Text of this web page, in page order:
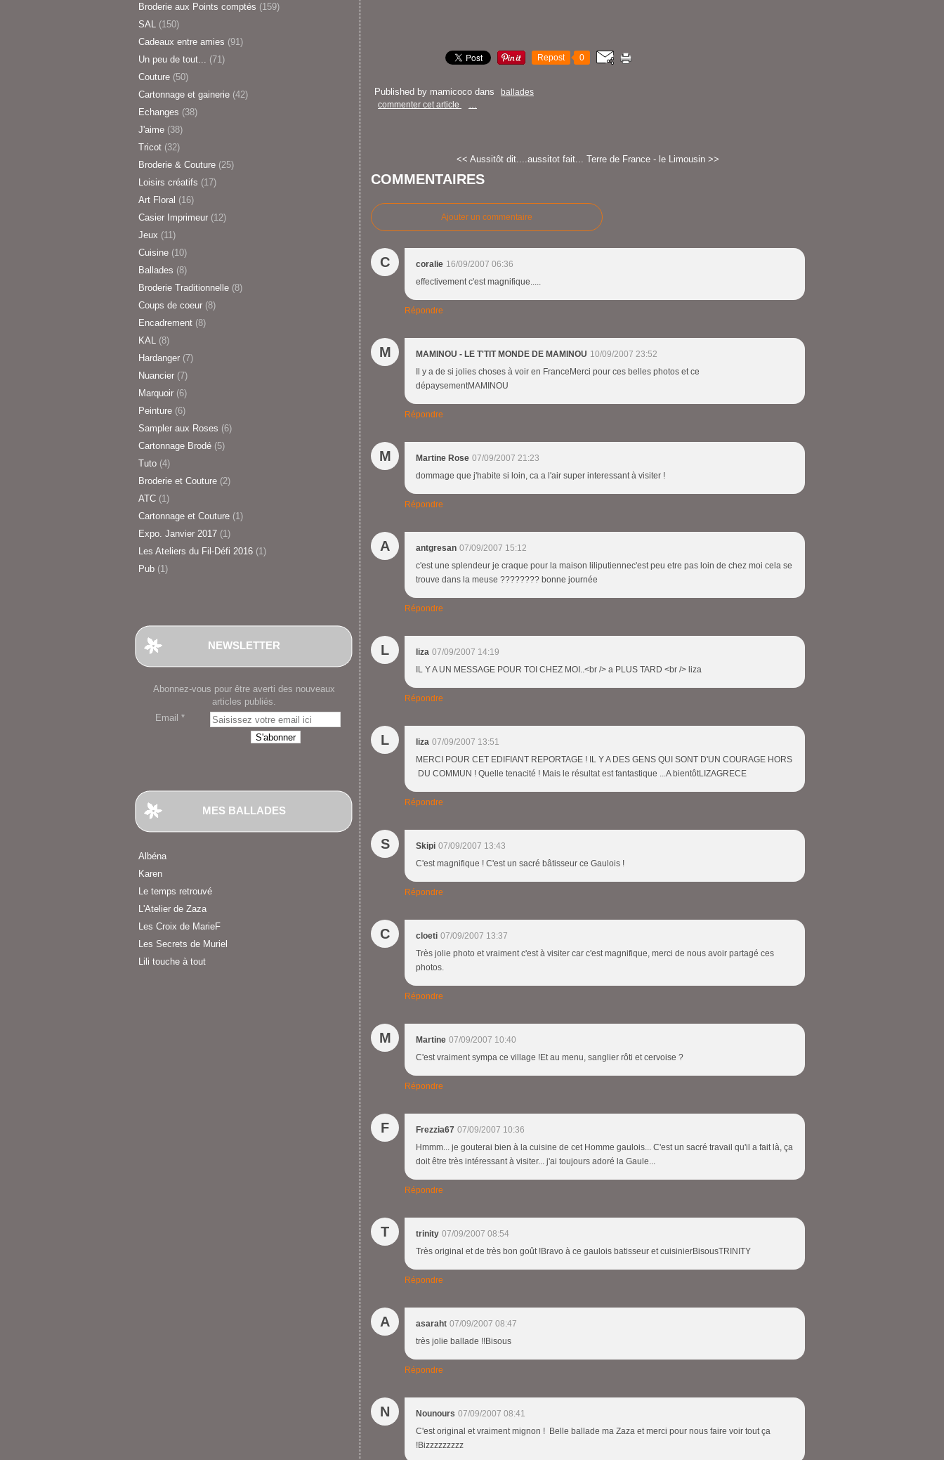
Broderie aux Points comptés (159)
SAL (150)
Cadeaux entre amies (91)
Un peu de tout... (71)
Couture (50)
Cartonnage et gainerie (42)
Echanges (38)
J'aime (38)
Tricot (32)
Broderie & Couture (25)
Loisirs créatifs (17)
Art Floral (16)
Casier Imprimeur (12)
Jeux (11)
Cuisine (10)
Ballades (8)
Broderie Traditionnelle (8)
Coups de coeur (8)
Encadrement (8)
KAL (8)
Hardanger (7)
Nuancier (7)
Marquoir (6)
Peinture (6)
Sampler aux Roses (6)
Cartonnage Brodé (5)
Tuto (4)
Broderie et Couture (2)
ATC (1)
Cartonnage et Couture (1)
Expo. Janvier 2017 (1)
Les Ateliers du Fil-Défi 2016 (1)
Pub (1)
NEWSLETTER
Abonnez-vous pour être averti des nouveaux
articles publiés.
Email
MES BALLADES
Albéna
Karen
Le temps retrouvé
L'Atelier de Zaza
Les Croix de MarieF
Les Secrets de Muriel
Lili touche à tout
Repost 0
Published by mamicoco dans
ballades
commenter cet article
…
<< Aussitôt dit....aussitot fait... Terre de France - le Limousin >>
COMMENTAIRES
Ajouter un commentaire
C coralie 16/09/2007 06:36
effectivement c'est magnifique.....
Répondre
M MAMINOU - LE T'TIT MONDE DE MAMINOU 10/09/2007 23:52
Il y a de si jolies choses à voir en FranceMerci pour ces belles photos et ce
dépaysementMAMINOU
Répondre
M Martine Rose 07/09/2007 21:23
dommage que j'habite si loin, ca a l'air super interessant à visiter !
Répondre
A antgresan 07/09/2007 15:12
c'est une splendeur je craque pour la maison liliputiennec'est peu etre pas loin de chez moi cela se
trouve dans la meuse ???????? bonne journée
Répondre
L liza 07/09/2007 14:19
IL Y A UN MESSAGE POUR TOI CHEZ MOI..<br /> a PLUS TARD <br /> liza
Répondre
L liza 07/09/2007 13:51
MERCI POUR CET EDIFIANT REPORTAGE ! IL Y A DES GENS QUI SONT D'UN COURAGE HORS
DU COMMUN ! Quelle tenacité ! Mais le résultat est fantastique ...A bientôtLIZAGRECE
Répondre
S Skipi 07/09/2007 13:43
C'est magnifique ! C'est un sacré bâtisseur ce Gaulois !
Répondre
C cloeti 07/09/2007 13:37
Très jolie photo et vraiment c'est à visiter car c'est magnifique, merci de nous avoir partagé ces
photos.
Répondre
M Martine 07/09/2007 10:40
C'est vraiment sympa ce village !Et au menu, sanglier rôti et cervoise ?
Répondre
F Frezzia67 07/09/2007 10:36
Hmmm... je gouterai bien à la cuisine de cet Homme gaulois... C'est un sacré travail qu'il a fait là, ça
doit être très intéressant à visiter... j'ai toujours adoré la Gaule...
Répondre
T trinity 07/09/2007 08:54
Très original et de très bon goût !Bravo à ce gaulois batisseur et cuisinierBisousTRINITY
Répondre
A asaraht 07/09/2007 08:47
très jolie ballade !!Bisous
Répondre
N Nounours 07/09/2007 08:41
C'est original et vraiment mignon ! Belle ballade ma Zaza et merci pour nous faire voir tout ça
!Bizzzzzzzzz